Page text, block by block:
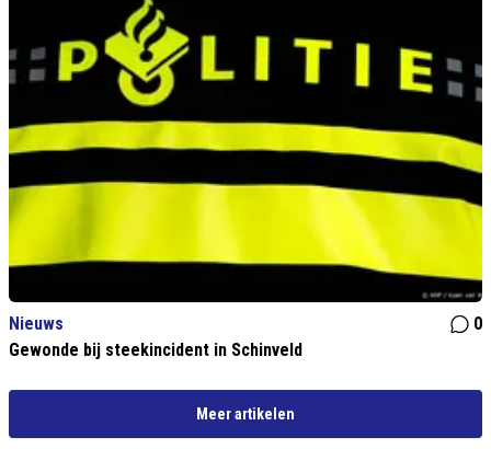
Nieuws
0
Gewonde bij steekincident in Schinveld
Meer artikelen